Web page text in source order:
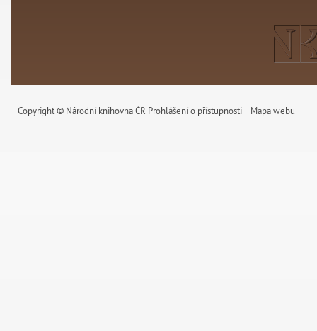
Copyright © Národní knihovna ČR Prohlášení o přístupnosti Mapa webu